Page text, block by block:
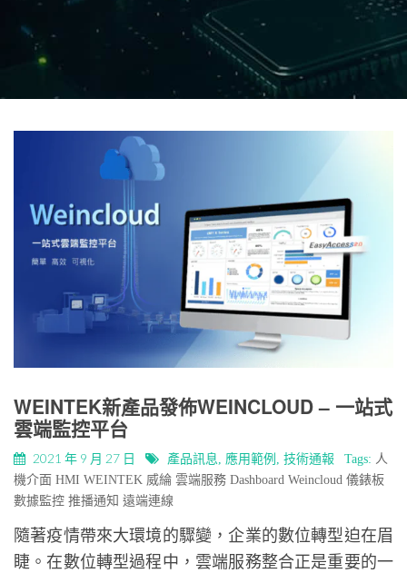
WEINTEK新產品發佈WEINCLOUD – 一站式
雲端監控平台
2021 年 9 月 27 日 產品訊息, 應用範例 , 技術通報 Tags: 人
機介面 HMI WEINTEK 威綸 雲端服務 Dashboard Weincloud 儀錶板
數據監控 推播通知 遠端連線
隨著疫情帶來⼤環境的驟變，企業的數位轉型迫在眉
睫。在數位轉型過程中，雲端服務整合正是重要的⼀